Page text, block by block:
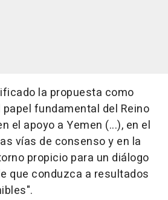
la propuesta como
fundamental del Reino
el apoyo a Yemen (...), en el
vías de consenso y en la
propicio para un diálogo
que conduzca a resultados